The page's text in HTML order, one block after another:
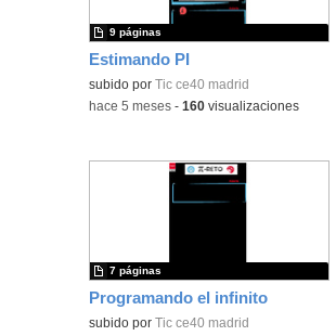
Estimando PI
subido por Tic ce40 madrid
9 páginas
-hace 5 meses -160 visualizaciones
Programando el infinito
subido por Tic ce40 madrid
7 páginas